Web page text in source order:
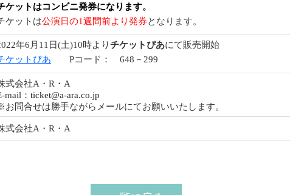
ケットはコンビニ発券になります。
ケットは公演日の1週間前より発券となります。
年6月11日(土)10時よりチケットぴあにて販売開始
ケットぴあ Pコード： 648－299
式会社A・R・A
mail： ticket@a-ara.co.jp
問合せは勝手ながらメールにてお願いいたします。
式会社A・R・A